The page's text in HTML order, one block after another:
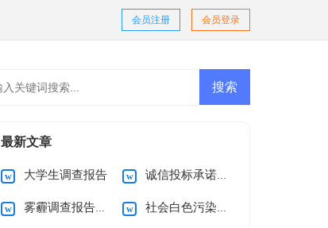
会员登录
会员注册
最新文章
大学生调查报告 诚信投标承诺书范文
雾霾调查报告15篇 社会白色污染调查报告